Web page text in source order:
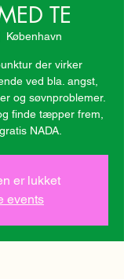
TE
København
der virker
ved bla. angst,
og søvnproblemer.
finde tæpper frem,
NADA.
er lukket
events